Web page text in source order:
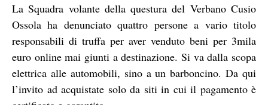
La Squadra volante della questura del Verbano Cusio
Ossola ha denunciato quattro persone a vario titolo
responsabili di truffa per aver venduto beni per 3mila
euro online mai giunti a destinazione. Si va dalla scopa
elettrica alle automobili, sino a un barboncino. Da qui
l’invito ad acquistate solo da siti in cui il pagamento è